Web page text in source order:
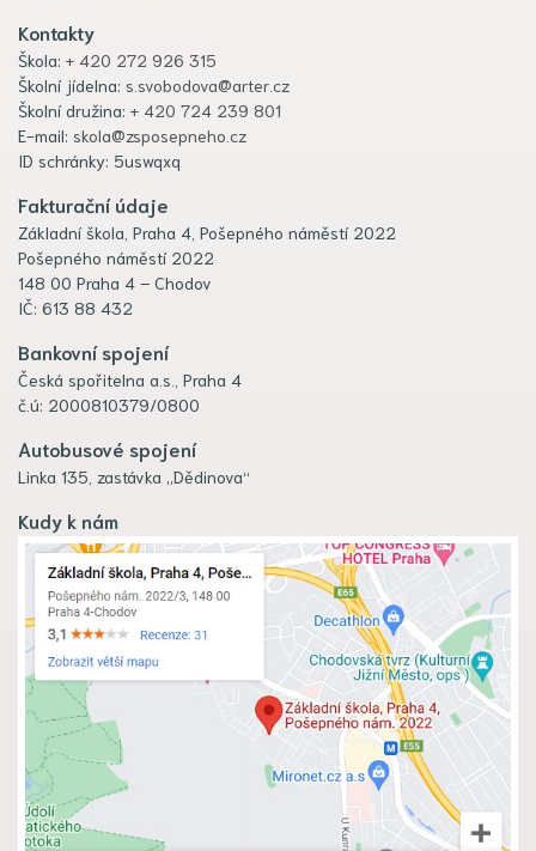
Kontakty
Škola: + 420 272 926 315
Školní jídelna: s.svobodova@arter.cz
Školní družina: + 420 724 239 801
E-mail: skola@zsposepneho.cz
ID schránky: 5uswqxq
Fakturační údaje
Základní škola, Praha 4, Pošepného náměstí 2022
Pošepného náměstí 2022
148 00 Praha 4 – Chodov
IČ: 613 88 432
Bankovní spojení
Česká spořitelna a.s., Praha 4
č.ú: 2000810379/0800
Autobusové spojení
Linka 135, zastávka „Dědinova“
Kudy k nám